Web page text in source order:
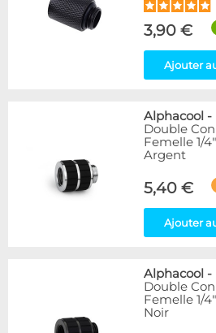
3,90 €
Ajouter
Alphacool -
Double
Femelle 1/
Argent
5,40 €
Ajouter
Alphacool -
Double
Femelle 1/
Noir